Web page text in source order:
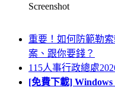
Screenshot
重要！如何防範勒
案、跟你要錢？
115人事行政總處
[免費下載]